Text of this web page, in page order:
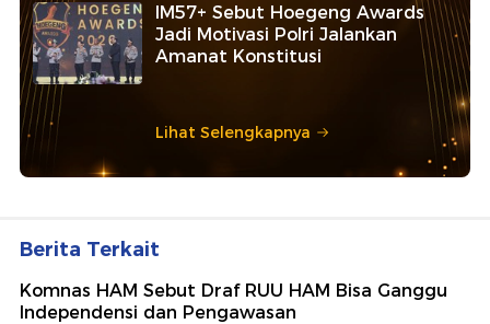
IM57+ Sebut Hoegeng Awards
Jadi Motivasi Polri Jalankan
Amanat Konstitusi
Lihat Selengkapnya
Berita Terkait
Komnas HAM Sebut Draf RUU HAM Bisa Ganggu
Independensi dan Pengawasan